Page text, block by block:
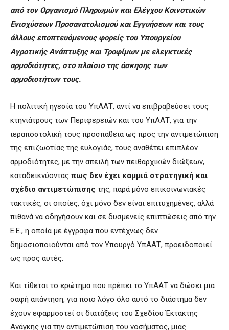
από τον Οργανισμό Πληρωμών και Ελέγχου Κοινοτικών
Ενισχύσεων Προσανατολισμού και Εγγυήσεων και τους
άλλους εποπτευόμενους φορείς του Υπουργείου
Αγροτικής Ανάπτυξης και Τροφίμων με ελεγκτικές
αρμοδιότητες, στο πλαίσιο της άσκησης των
αρμοδιοτήτων τους.
Η πολιτική ηγεσία του ΥπΑΑΤ, αντί να επιβραβεύσει τους
κτηνιάτρους των Περιφερειών και του ΥπΑΑΤ, για την
ιεραποστολική τους προσπάθεια ως προς την αντιμετώπιση
της επιζωοτίας της ευλογιάς, τους αναθέτει επιπλέον
αρμοδιότητες, με την απειλή των πειθαρχικών διώξεων,
καταδεικνύοντας πως δεν έχει καμμιά στρατηγική και
σχέδιο αντιμετώπισης της, παρά μόνο επικοινωνιακές
τακτικές, οι οποίες, όχι μόνο δεν είναι επιτυχημένες, αλλά
πιθανά να οδηγήσουν και σε δυσμενείς επιπτώσεις από την
Ε.Ε., η οποία με έγγραφα που εντέχνως δεν
δημοσιοποιούνται από τον Υπουργό ΥπΑΑΤ, προειδοποιεί
ως προς αυτές.
Και τίθεται το ερώτημα που πρέπει το ΥπΑΑΤ να δώσει μια
σαφή απάντηση, για ποιο λόγο όλο αυτό το διάστημα δεν
έχουν εφαρμοστεί οι διατάξεις του Σχεδίου Έκτακτης
Ανάγκης για την αντιμετώπιση του νοσήματος, μιας